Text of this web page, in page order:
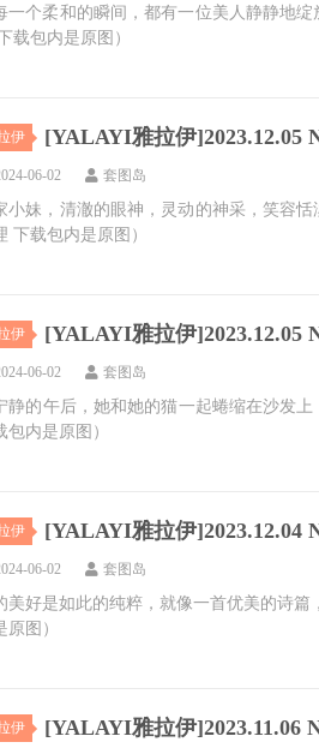
一个柔和的瞬间，都有一位美人静静地
载包内是原图）
伊 [YALAYI雅拉伊]2023.12.05
06-02 套图岛
小妹，清澈的眼神，灵动的神采，笑容
下载包内是原图）
伊 [YALAYI雅拉伊]2023.12.05
06-02 套图岛
静的午后，她和她的猫一起蜷缩在沙发
包内是原图）
伊 [YALAYI雅拉伊]2023.12.04
06-02 套图岛
美好是如此的纯粹，就像一首优美的诗
原图）
伊 [YALAYI雅拉伊]2023.11.06